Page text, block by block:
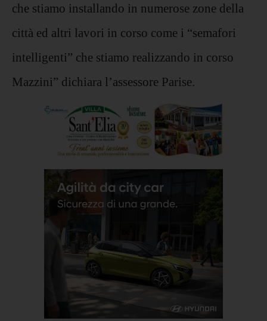
che stiamo installando in numerose zone della
città ed altri lavori in corso come i “semafori
intelligenti” che stiamo realizzando in corso
Mazzini” dichiara l’assessore Parise.